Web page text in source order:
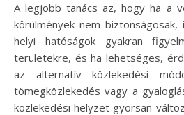
A legjobb tanács az, hogy ha a
körülmények nem
helyi hatóságok gyakran
területekre, és ha lehetséges,
az alternatív közlekedési
tömegközlekedés vagy a
közlekedési helyzet gyorsan